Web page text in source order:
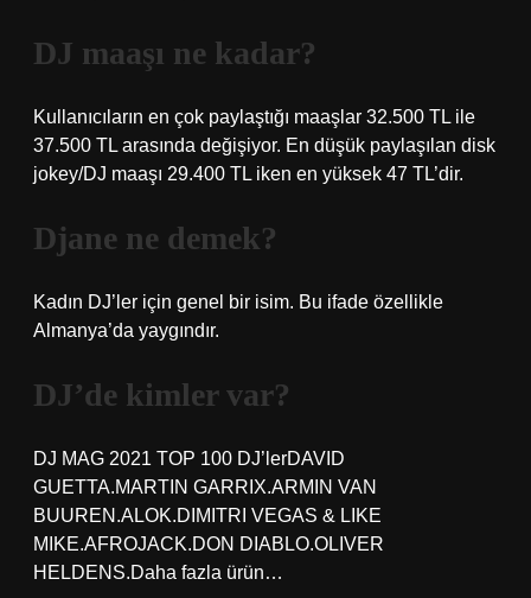
DJ maaşı ne kadar?
Kullanıcıların en çok paylaştığı maaşlar 32.500 TL ile
37.500 TL arasında değişiyor. En düşük paylaşılan disk
jokey/DJ maaşı 29.400 TL iken en yüksek 47 TL’dir.
Djane ne demek?
Kadın DJ’ler için genel bir isim. Bu ifade özellikle
Almanya’da yaygındır.
DJ’de kimler var?
DJ MAG 2021 TOP 100 DJ’lerDAVID
GUETTA.MARTIN GARRIX.ARMIN VAN
BUUREN.ALOK.DIMITRI VEGAS & LIKE
MIKE.AFROJACK.DON DIABLO.OLIVER
HELDENS.Daha fazla ürün…